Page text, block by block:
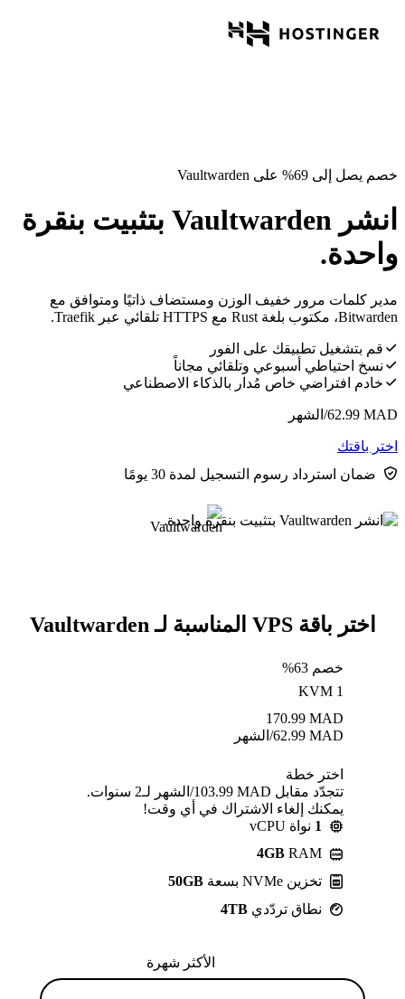
خصم يصل إلى 69% على Vaultwarden
انشر Vaultwarden بتثبيت بنقرة
واحدة.
مدير كلمات مرور خفيف الوزن ومستضاف ذاتيًا ومتوافق مع
Bitwarden، مكتوب بلغة Rust مع HTTPS تلقائي عبر Traefik.
قم بتشغيل تطبيقك على الفور
نسخ احتياطي أسبوعي وتلقائي مجاناً
خادم افتراضي خاص مُدار بالذكاء الاصطناعي
MAD
62.99/الشهر
اختر باقتك
ضمان استرداد رسوم التسجيل لمدة 30 يومًا
اختر باقة VPS المناسبة لـ Vaultwarden
خصم 63%
KVM 1
MAD
170.99
MAD
62.99/الشهر
اختر خطة
تتجدّد مقابل MAD ⁦103.99⁩/الشهر لـ2 سنوات.
يمكنك إلغاء الاشتراك في أي وقت!
1 نواة vCPU
4GB RAM
تخزين NVMe بسعة
50GB
نطاق تردّدي 4TB
الأكثر شهرة